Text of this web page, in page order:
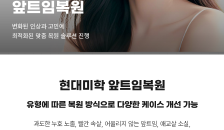
앞트임복원
변화된 인상과 고민에
최적화된 맞춤 복원 솔루션 진행
현대미학 앞트임복원
유형에 따른 복원 방식으로 다양한 케이스 개선 가능
과도한 누호 노출, 빨간 속살, 어울리지 않는 앞트임, 애교살 소실,